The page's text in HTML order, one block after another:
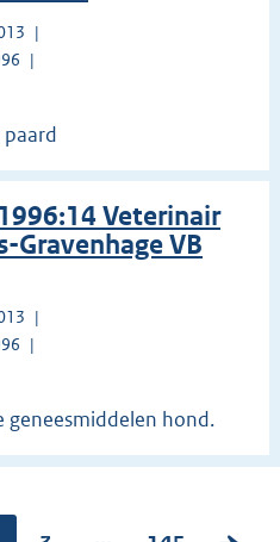
paard
Veterinair
Gravenhage VB
geneesmiddelen hond.